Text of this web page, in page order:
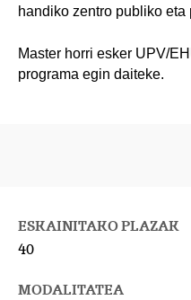
handiko zentro publiko
Master horri esker UPV/
programa egin daiteke.
ESKAINITAKO PLAZAK
40
MODALITATEA